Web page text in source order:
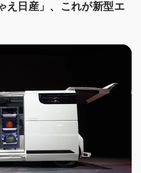
え日産」、これが新型エ